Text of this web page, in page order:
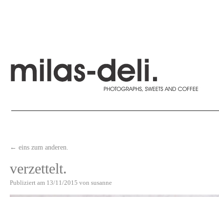
← eins zum anderen.
verzettelt.
Publiziert am 13/11/2015 von susanne